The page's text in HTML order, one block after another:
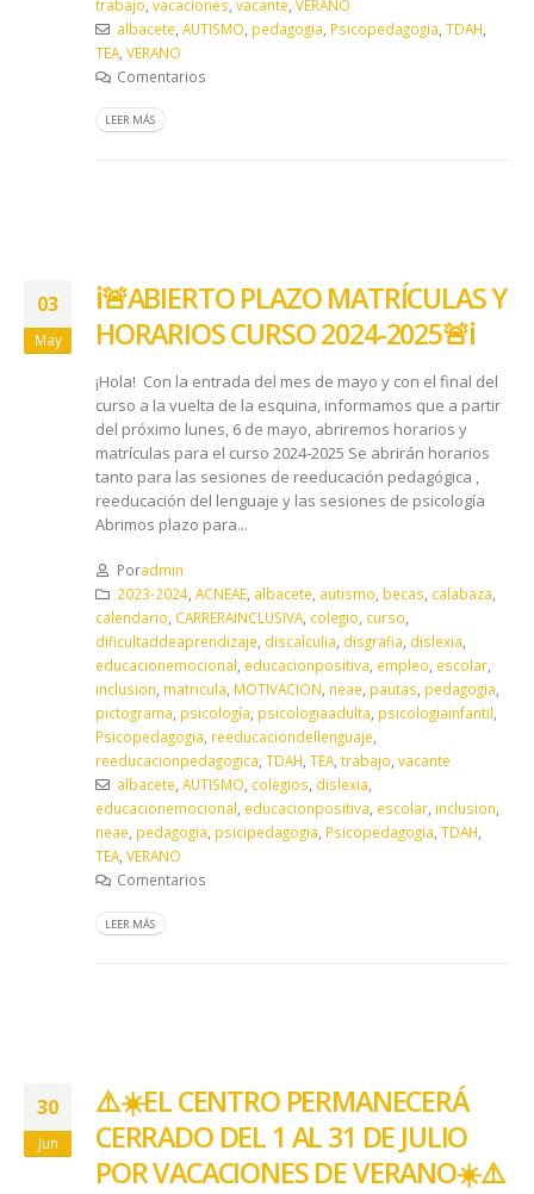
trabajo vacaciones vacante VERANO
albacete AUTISMO pedagogia Psicopedagogia TDAH
TEA VERANO
Comentarios
LEER MÁS
03
May
ℹ️🚨ABIERTO PLAZO MATRÍCULAS Y
HORARIOS CURSO 2024-2025🚨ℹ️
¡Hola! Con la entrada del mes de mayo y con el final del
curso a la vuelta de la esquina, informamos que a partir
del próximo lunes, 6 de mayo, abriremos horarios y
matrículas para el curso 2024-2025 Se abrirán horarios
tanto para las sesiones de reeducación pedagógica ,
reeducación del lenguaje y las sesiones de psicología
Abrimos plazo para...
Poradmin
2023-2024, ACNEAE, albacete, autismo, becas, calabaza,
calendario, CARRERAINCLUSIVA, colegio, curso,
dificultaddeaprendizaje, discalculia, disgrafia, dislexia,
educacionemocional, educacionpositiva, empleo, escolar,
inclusion, matricula, MOTIVACION, neae, pautas, pedagogia,
pictograma, psicología, psicologiaadulta, psicologiainfantil,
Psicopedagogia, reeducaciondellenguaje,
reeducacionpedagogica, TDAH, TEA, trabajo, vacante
albacete, AUTISMO, colegios, dislexia,
educacionemocional, educacionpositiva, escolar, inclusion,
neae, pedagogia, psicipedagogia, Psicopedagogia, TDAH,
TEA, VERANO
Comentarios
LEER MÁS
30
Jun
⚠️☀️ EL CENTRO PERMANECERÁ
CERRADO DEL 1 AL 31 DE JULIO
POR VACACIONES DE VERANO☀️ ⚠️